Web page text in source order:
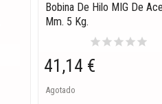
Bobina De Hilo MIG De
Mm. 5 Kg.
starstarstarstarstar
41,14 €
Agotado